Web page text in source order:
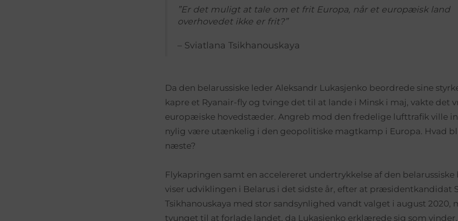
”Er det muligt at tale om et frit Europa, når et europæisk land
overhovedet ikke er frit?”
– Sviatlana Tsikhanouskaya
Da den belarussiske leder Aleksandr Lukasjenko beordrede sine
kapre et Ryanair-fly og tvinge det til at lande i Minsk i maj, vakte det
europæiske hovedstæder. Angreb mod den fredelige lufttrafik ville
nylig være utænkelig i den geopolitiske magtkamp i Europa. Hvad
næste?
Flykapringen samt en accelereret undertrykkelse af den
viser udviklingen i Belarus i det sidste år, efter at præsidentkandidat
Tsikhanouskaya med stor sandsynlighed vandt valget i august 2020,
tvunget til at forlade landet, da Lukasjenko erklærede sig som vinder.